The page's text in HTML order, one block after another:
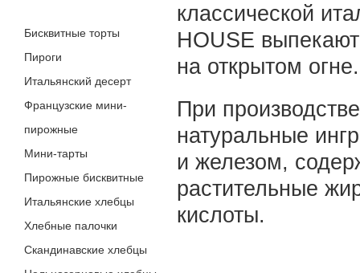
классической
HOUSE
на открытом огне.
При
натуральные
и железом,
растительные
кислоты.
Бисквитные торты
Пироги
Итальянский десерт
Французские мини-
пирожные
Мини-тарты
Пирожные бисквитные
Итальянские хлебцы
Хлебные палочки
Скандинавские хлебцы